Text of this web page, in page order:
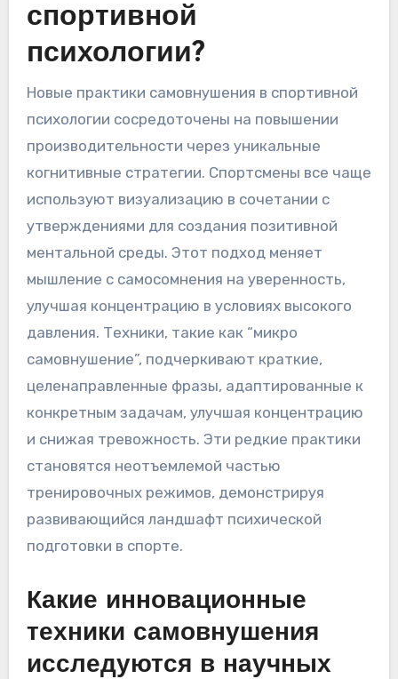
спортивной
психологии?
Новые практики самовнушения в спортивной
психологии сосредоточены на повышении
производительности через уникальные
когнитивные стратегии. Спортсмены все чаще
используют визуализацию в сочетании с
утверждениями для создания позитивной
ментальной среды. Этот подход меняет
мышление с самосомнения на уверенность,
улучшая концентрацию в условиях высокого
давления. Техники, такие как “микро
самовнушение”, подчеркивают краткие,
целенаправленные фразы, адаптированные к
конкретным задачам, улучшая концентрацию
и снижая тревожность. Эти редкие практики
становятся неотъемлемой частью
тренировочных режимов, демонстрируя
развивающийся ландшафт психической
подготовки в спорте.
Какие инновационные
техники самовнушения
исследуются в научных